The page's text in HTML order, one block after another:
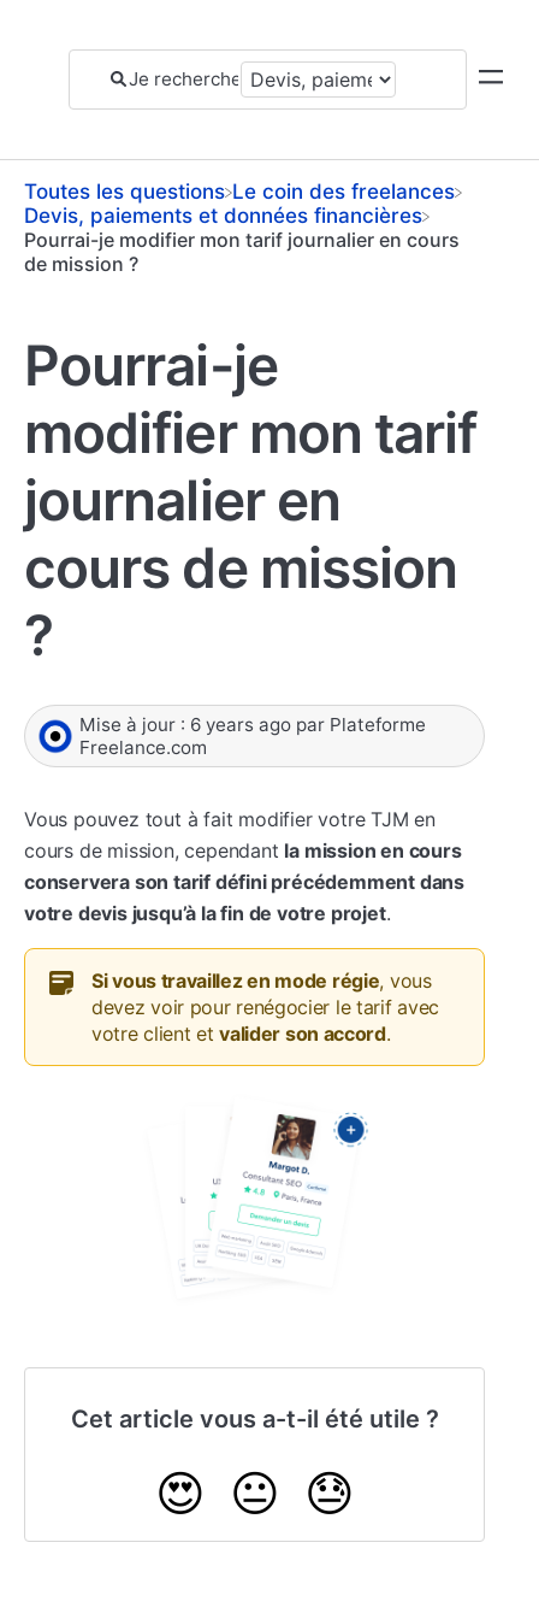
Toutes les questions ​Le coin des freelances
​Devis, paiements et données financières
Pourrai-je modifier mon tarif journalier en cours
de mission ?
Pourrai-je
modifier mon tarif
journalier en
cours de mission
?
Mise à jour : 6 years ago par Plateforme
Freelance.com
Vous pouvez tout à fait modifier votre TJM en
cours de mission, cependant la mission en cours
conservera son tarif défini précédemment dans
votre devis jusqu’à la fin de votre projet.
Si vous travaillez en mode régie, vous
devez voir pour renégocier le tarif avec
votre client etvalider son accord.
Cet article vous a-t-il été utile ?
😍 😐 😓